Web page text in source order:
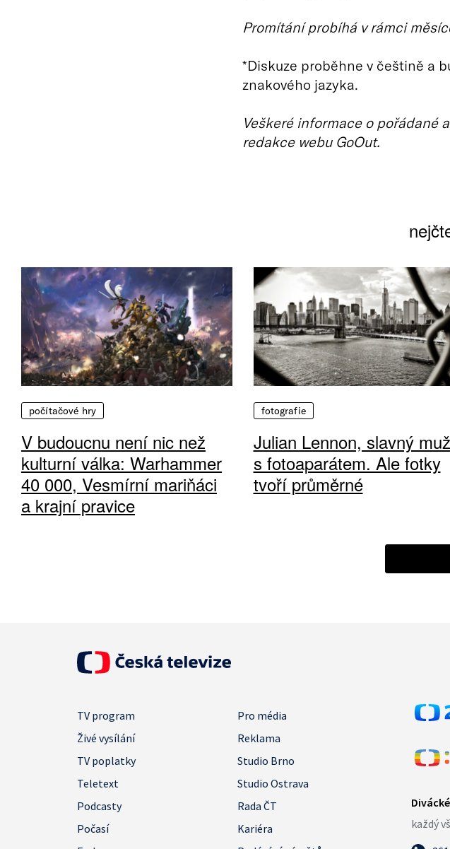
Promítání probíhá v rámci
*Diskuze proběhne v češtině a
znakového jazyka.
Veškeré informace o pořádané
redakce webu GoOut.
počítačové hry
V budoucnu není nic než
kulturní válka: Warhammer
40 000, Vesmírní mariňáci
a krajní pravice
fotografie
Julian Lennon, slavný muž
s fotoaparátem. Ale fotky
tvoří průměrné
TV program
Pro média
Živé vysílání
Reklama
TV poplatky
Studio Brno
Teletext
Studio Ostrava
Podcasty
Rada ČT
Počasí
Kariéra